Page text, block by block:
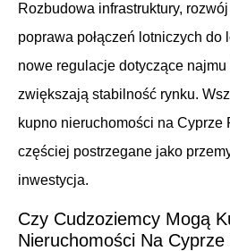
Rozbudowa infrastruktury,
poprawa połączeń lotniczych do
nowe regulacje dotyczące
zwiększają stabilność rynku.
kupno nieruchomości na Cyprze
częściej postrzegane jako
inwestycja.
Czy Cudzoziemcy Mogą
Nieruchomości Na Cyprze